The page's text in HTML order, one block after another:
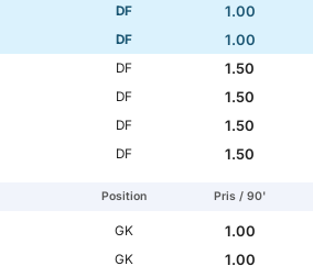
DF
1.00
DF
1.00
DF
1.50
DF
1.50
DF
1.50
DF 1.50
Position Pris / 90'
GK
1.00
GK 1.00